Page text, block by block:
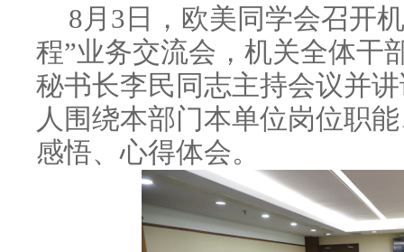
8月3日，欧美同学会召开
程”业务交流会，机关全体干
秘书长李民同志主持会议并
人围绕本部门本单位岗位职
感悟、心得体会。